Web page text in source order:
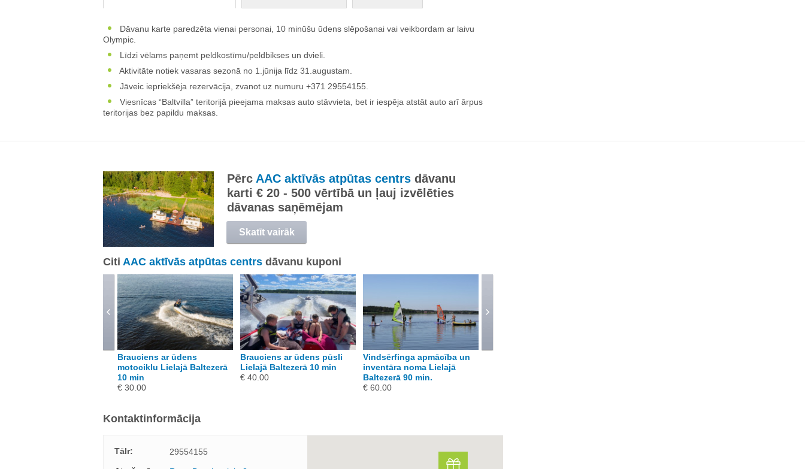
Dāvanu karte paredzēta vienai personai, 10 minūšu ūdens slēpošanai vai veikbordam ar laivu
Olympic.
Līdzi vēlams paņemt peldkostīmu/peldbikses un dvieli.
Aktivitāte notiek vasaras sezonā no 1.jūnija līdz 31.augustam.
Jāveic iepriekšēja rezervācija, zvanot uz numuru +371 29554155.
Viesnīcas “Baltvilla” teritorijā pieejama maksas auto stāvvieta, bet ir iespēja atstāt auto arī ārpus
teritorijas bez papildu maksas.
Pērc AAC aktīvās atpūtas centrs dāvanu
karti € 20 - 500 vērtībā un ļauj izvēlēties
dāvanas saņēmējam
Skatīt vairāk
Citi AAC aktīvās atpūtas centrs dāvanu kuponi
Brauciens ar ūdens
motociklu Lielajā Baltezerā
10 min
€ 30.00
Brauciens ar ūdens pūsli
Lielajā Baltezerā 10 min
€ 40.00
Vindsērfinga apmācība un
inventāra noma Lielajā
Baltezerā 90 min.
€ 60.00
Kontaktinformācija
Tālr:
29554155